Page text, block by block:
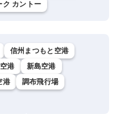
ク カントー
信州まつもと空港
港
新島空港
港
調布飛行場